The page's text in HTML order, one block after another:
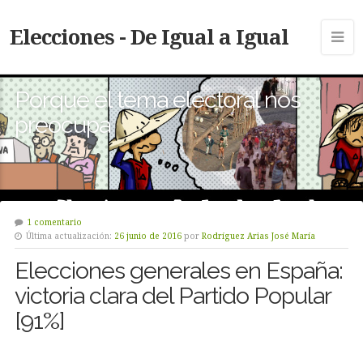
Elecciones - De Igual a Igual
Porque el tema electoral nos
preocupa
1 comentario
Última actualización: 26 junio de 2016 por Rodríguez Arias José María
Elecciones generales en España:
victoria clara del Partido Popular
[91%]